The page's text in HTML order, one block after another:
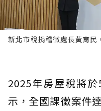
新北市稅捐稽徵處長黃育民
2025年房屋稅將
示，全國課徵案件